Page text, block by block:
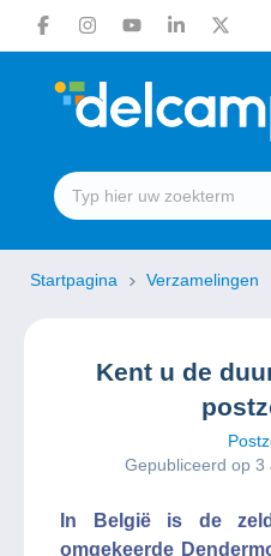
Startpagina Verzamelingen
Kent u de
Gepubliceerd op 3
In België is de
omgekeerde